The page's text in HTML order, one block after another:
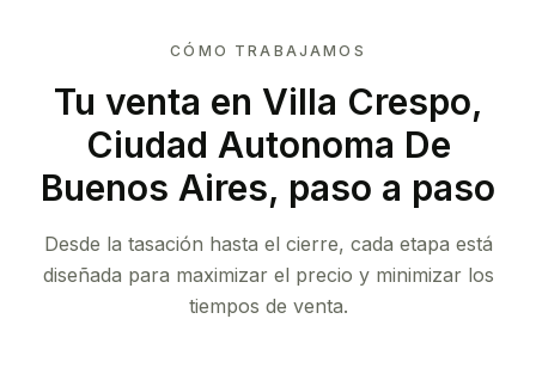
CÓMO TRABAJAMOS
Tu venta en Villa Crespo,
Ciudad Autonoma De
Buenos Aires, paso a paso
Desde la tasación hasta el cierre, cada etapa está
diseñada para maximizar el precio y minimizar los
tiempos de venta.